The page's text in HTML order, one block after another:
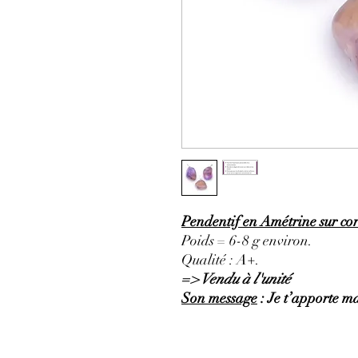
Pendentif en Amétrine sur
Poids = 6-8 g environ.
Qualité : A+.
=> Vendu à l'unité
Son message: Je t’apporte